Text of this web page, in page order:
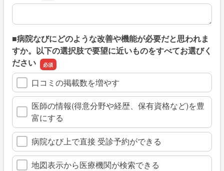
上記のように回答された具体的な理由があればご記入くだ
■病院なびにどのような改善や機能が必要だと思われま
すか。以下の選択肢で要望に近いものをすべてお選びく
ださい
口コミの掲載数を増やす
医師の情報(得意分野や経歴、保有資格など)を豊
富にする
病院なび上で直接 受診予約ができる
地図表示から医療機関が検索できる